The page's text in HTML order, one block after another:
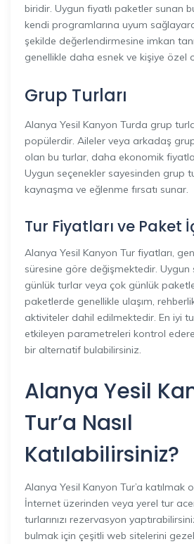
biridir. Uygun fiyatlı paketler sunan
kendi programlarına uyum
şekilde değerlendirmesine imkan
genellikle daha esnek ve kişiye özel
Grup Turları
Alanya Yesil Kanyon Turda grup
popülerdir. Aileler veya arkadaş
olan bu turlar, daha ekonomik
Uygun seçenekler sayesinden grup
kaynaşma ve eğlenme fırsatı sunar.
Tur Fiyatları ve Paket
Alanya Yesil Kanyon Tur fiyatları,
süresine göre değişmektedir. Uygun
günlük turlar veya çok günlük
paketlerde genellikle ulaşım,
aktiviteler dahil edilmektedir. En iyi
etkileyen parametreleri kontrol
bir alternatif bulabilirsiniz.
Alanya Yesil
Tur’a Nasıl
Katılabilirsiniz?
Alanya Yesil Kanyon Tur’a katılmak
İnternet üzerinden veya yerel tur
turlarınızı rezervasyon
bulmak için çeşitli web sitelerini